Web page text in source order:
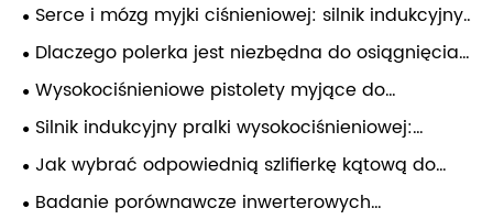
Serce i mózg myjki ciśnieniowej: silnik indukcyjny
i regulator ciśnienia – praktyczny przewodnik
Dlaczego polerka jest niezbędna do osiągnięcia
profesjonalnego efektu wykończenia powierzchni
Wysokociśnieniowe pistolety myjące do
automatycznego detalowania: dopasowywanie
ciśnienia, wybór dysz i niezawodność w
codziennym użytkowaniu
Silnik indukcyjny pralki wysokociśnieniowej:
kompleksowa analiza
Jak wybrać odpowiednią szlifierkę kątową do
różnych zastosowań?
Badanie porównawcze inwerterowych